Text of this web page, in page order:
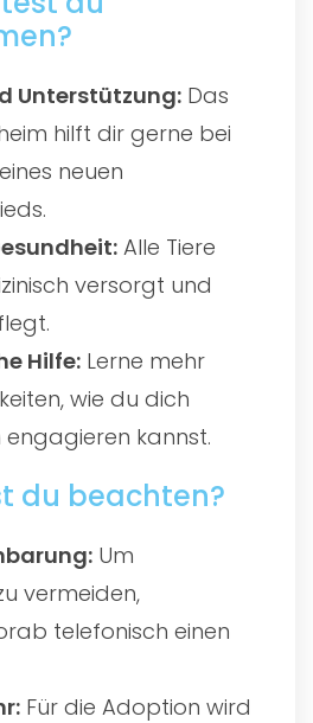
Unterstützung: Das
hilft dir gerne bei
neuen
Alle Tiere
versorgt und
Hilfe: Lerne mehr
wie du dich
kannst.
du beachten?
Um
vermeiden,
telefonisch einen
Für die Adoption wird